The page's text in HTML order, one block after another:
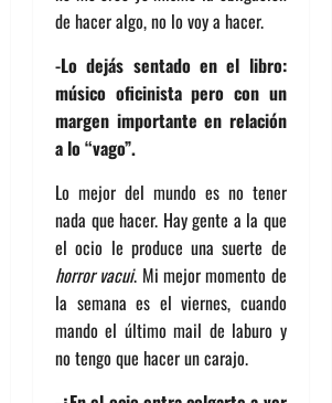
de hacer algo, no lo voy a hacer.
-Lo dejás sentado en el libro:
músico oficinista pero con un
margen importante en relación
a lo “vago”.
Lo mejor del mundo es no tener
nada que hacer. Hay gente a la que
el ocio le produce una suerte de
horror vacui. Mi mejor momento de
la semana es el viernes, cuando
mando el último mail de laburo y
no tengo que hacer un carajo.